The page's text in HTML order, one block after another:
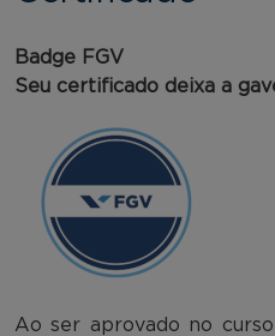
Badge FGV
Seu certificado deixa a
Ao ser aprovado no